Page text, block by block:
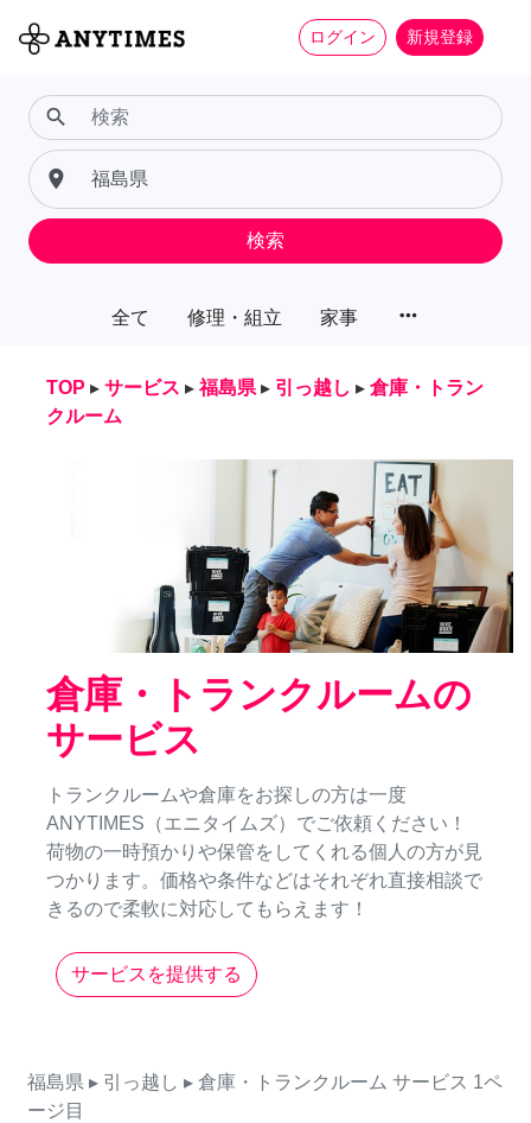
ログイン 新規登録
全て 修理・組立 家事 more_horiz
search
place
検索
TOP ▸ サービス ▸ 福島県 ▸ 引っ越し ▸ 倉庫・トラン
クルーム
倉庫・トランクルームの
サービス
トランクルームや倉庫をお探しの方は一度
ANYTIMES（エニタイムズ）でご依頼ください！
荷物の一時預かりや保管をしてくれる個人の方が見
つかります。価格や条件などはそれぞれ直接相談で
きるので柔軟に対応してもらえます！
サービスを提供する
福島県 ▸ 引っ越し ▸ 倉庫・トランクルーム サービス 1ペ
ージ目